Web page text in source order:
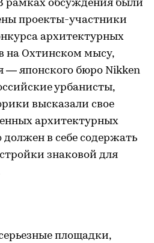
рамках обсуждения были
проекты-участники
архитектурных
на Охтинском мысу,
— японского бюро Nikken
урбанисты,
высказали свое
архитектурных
в себе содержать
знаковой для
площадки,